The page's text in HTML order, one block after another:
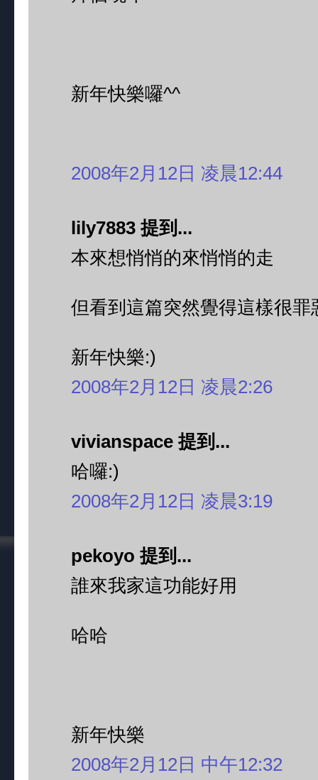
新年快樂囉^^
2008年2月12日 凌晨12:44
lily7883 提到...
本來想悄悄的來悄悄的走
但看到這篇突然覺得這樣很罪
新年快樂:)
2008年2月12日 凌晨2:26
vivianspace 提到...
哈囉:)
2008年2月12日 凌晨3:19
pekoyo 提到...
誰來我家這功能好用
哈哈
新年快樂
2008年2月12日 中午12:32